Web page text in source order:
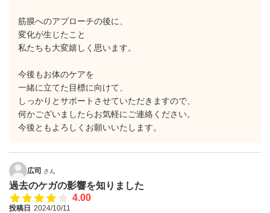
筋膜へのアプローチの後に、
変化が生じたこと
私たちも大変嬉しく思います。
今後もお体のケアを
一緒に立てた目標に向けて、
しっかりとサポートさせていただきますので、
何かございましたらお気軽にご連絡ください。
今後ともよろしくお願いいたします。
広司 さん
過去のケガの影響を知りました
4.00
投稿日 2024/10/11